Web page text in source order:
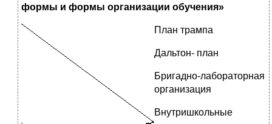
формы и формы организации обучения»
План трампа
Дальтон- план
Бригадно-лабораторная
организация
Внутришкольные